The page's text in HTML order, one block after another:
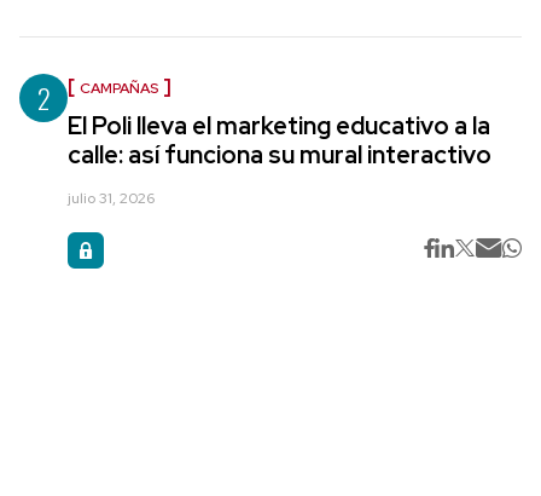
2 CAMPAÑAS
El Poli lleva el marketing educativo a la
calle: así funciona su mural interactivo
julio 31, 2026